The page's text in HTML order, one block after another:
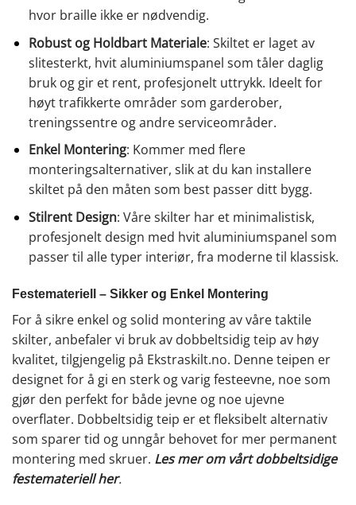
hvor braille ikke er nødvendig.
Robust og Holdbart Materiale: Skiltet er laget av
slitesterkt, hvit aluminiumspanel som tåler daglig
bruk og gir et rent, profesjonelt uttrykk. Ideelt for
høyt trafikkerte områder som garderober,
treningssentre og andre serviceområder.
Enkel Montering: Kommer med flere
monteringsalternativer, slik at du kan installere
skiltet på den måten som best passer ditt bygg.
Stilrent Design: Våre skilter har et minimalistisk,
profesjonelt design med hvit aluminiumspanel som
passer til alle typer interiør, fra moderne til klassisk.
Festemateriell – Sikker og Enkel Montering
For å sikre enkel og solid montering av våre taktile
skilter, anbefaler vi bruk av dobbeltsidig teip av høy
kvalitet, tilgjengelig på Ekstraskilt.no. Denne teipen er
designet for å gi en sterk og varig festeevne, noe som
gjør den perfekt for både jevne og noe ujevne
overflater. Dobbeltsidig teip er et fleksibelt alternativ
som sparer tid og unngår behovet for mer permanent
montering med skruer. Les mer om vårt dobbeltsidige
festemateriell her.